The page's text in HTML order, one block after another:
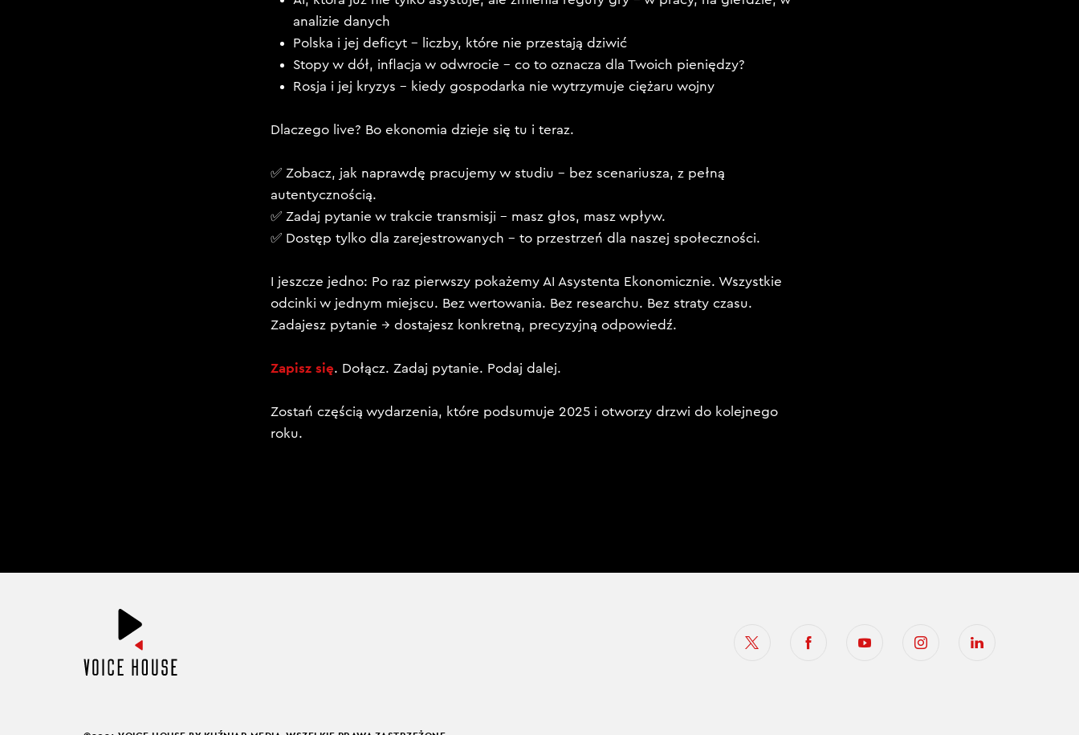
analizie danych
​Polska i jej deficyt – liczby, które nie przestają dziwić
​Stopy w dół, inflacja w odwrocie – co to oznacza dla Twoich pieniędzy?
​Rosja i jej kryzys – kiedy gospodarka nie wytrzymuje ciężaru wojny
​Dlaczego live? Bo ekonomia dzieje się tu i teraz.
✅ Zobacz, jak naprawdę pracujemy w studiu – bez scenariusza, z pełną
autentycznością.
✅ ​Zadaj pytanie w trakcie transmisji – masz głos, masz wpływ.
​✅ Dostęp tylko dla zarejestrowanych – to przestrzeń dla naszej społeczności.
​I jeszcze jedno: Po raz pierwszy pokażemy AI Asystenta Ekonomicznie. Wszystkie
odcinki w jednym miejscu. Bez wertowania. Bez researchu. Bez straty czasu.
Zadajesz pytanie → dostajesz konkretną, precyzyjną odpowiedź.
Zapisz się. Dołącz. Zadaj pytanie. Podaj dalej.
Zostań częścią wydarzenia, które podsumuje 2025 i otworzy drzwi do kolejnego
roku.